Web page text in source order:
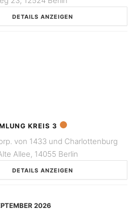
DETAILS ANZEIGEN
KREIS 3
von 1433 und Charlottenburg
Allee, 14055 Berlin
DETAILS ANZEIGEN
2026